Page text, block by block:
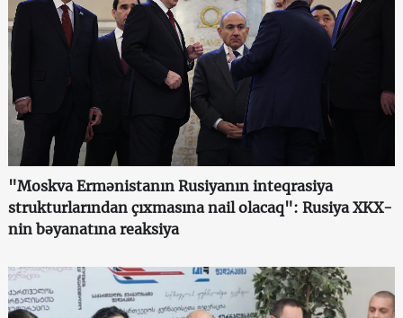
"Moskva Ermənistanın Rusiyanın inteqrasiya
strukturlarından çıxmasına nail olacaq": Rusiya XKX-
nin bəyanatına reaksiya